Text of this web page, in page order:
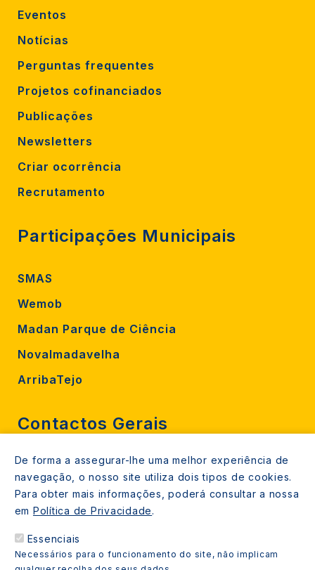
Eventos
Notícias
Perguntas frequentes
Projetos cofinanciados
Publicações
Newsletters
Criar ocorrência
Recrutamento
Participações Municipais
SMAS
Wemob
Madan Parque de Ciência
Novalmadavelha
ArribaTejo
Contactos Gerais
212 724 000
800206770 (gratuito rede fixa)
Contacte-nos
Espaços de atendimento
De forma a assegurar-lhe uma melhor experiência de
navegação, o nosso site utiliza dois tipos de cookies.
Para obter mais informações, poderá consultar a nossa
em Política de Privacidade.
Essenciais
Necessários para o funcionamento do site, não implicam